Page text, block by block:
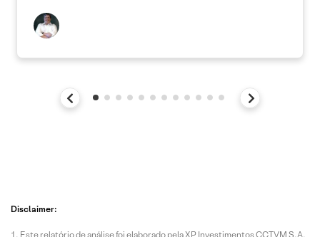
Disclaimer:
Este relatório de análise foi elaborado pela XP Investimentos CCTVM S.A.